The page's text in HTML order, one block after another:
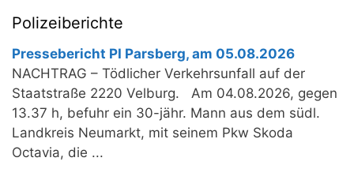
Polizeiberichte
Pressebericht PI Parsberg, am 05.08.2026
NACHTRAG – Tödlicher Verkehrsunfall auf der
Staatstraße 2220 Velburg. Am 04.08.2026, gegen
13.37 h, befuhr ein 30-jähr. Mann aus dem südl.
Landkreis Neumarkt, mit seinem Pkw Skoda
Octavia, die ...